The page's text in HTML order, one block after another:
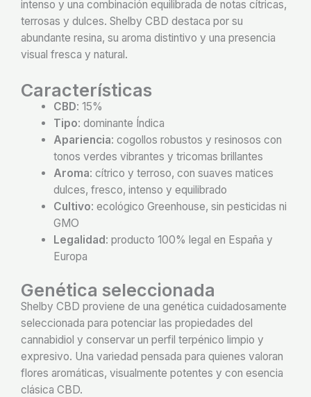
intenso y una combinación equilibrada de notas cítricas,
terrosas y dulces. Shelby CBD destaca por su
abundante resina, su aroma distintivo y una presencia
visual fresca y natural.
Características
CBD: 15%
Tipo: dominante Índica
Apariencia: cogollos robustos y resinosos con
tonos verdes vibrantes y tricomas brillantes
Aroma: cítrico y terroso, con suaves matices
dulces, fresco, intenso y equilibrado
Cultivo: ecológico Greenhouse, sin pesticidas ni
GMO
Legalidad : producto 100% legal en España y
Europa
Genética seleccionada
Shelby CBD proviene de una genética cuidadosamente
seleccionada para potenciar las propiedades del
cannabidiol y conservar un perfil terpénico limpio y
expresivo. Una variedad pensada para quienes valoran
flores aromáticas, visualmente potentes y con esencia
clásica CBD.